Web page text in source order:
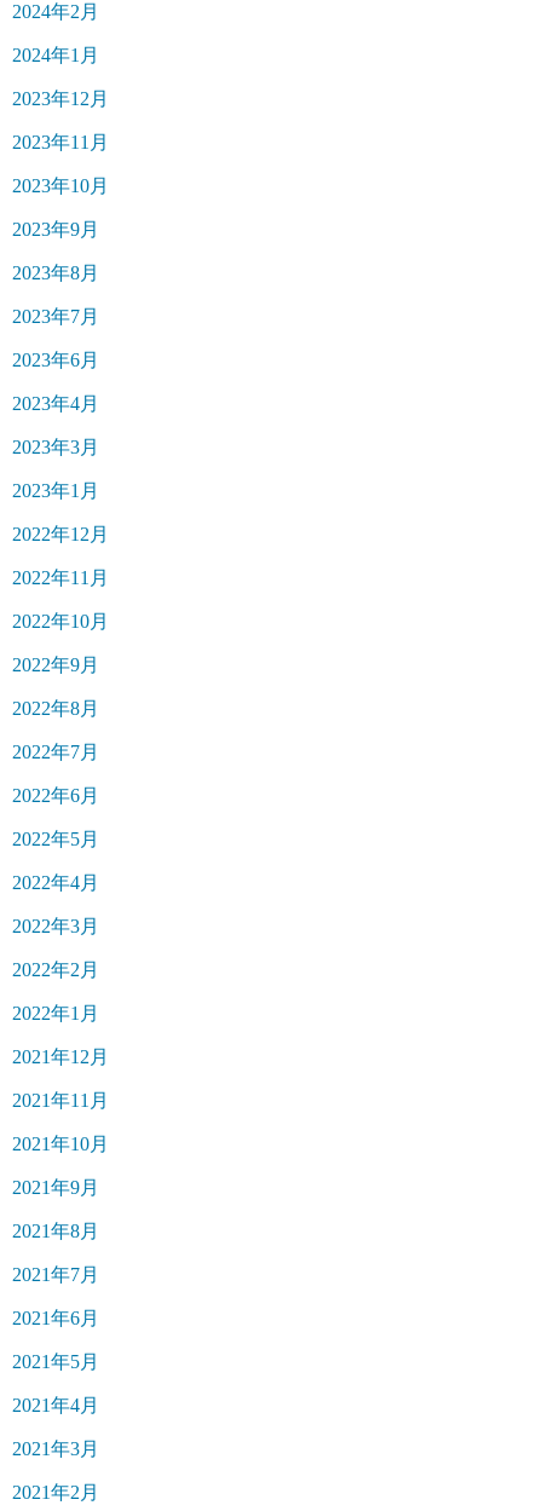
2024年2月
2024年1月
2023年12月
2023年11月
2023年10月
2023年9月
2023年8月
2023年7月
2023年6月
2023年4月
2023年3月
2023年1月
2022年12月
2022年11月
2022年10月
2022年9月
2022年8月
2022年7月
2022年6月
2022年5月
2022年4月
2022年3月
2022年2月
2022年1月
2021年12月
2021年11月
2021年10月
2021年9月
2021年8月
2021年7月
2021年6月
2021年5月
2021年4月
2021年3月
2021年2月